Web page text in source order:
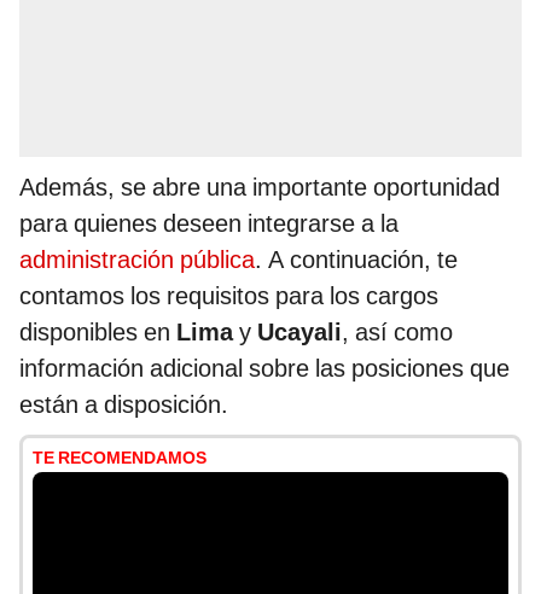
Además, se abre una importante oportunidad
para quienes deseen integrarse a la
administración pública. A continuación, te
contamos los requisitos para los cargos
disponibles en Limay Ucayali, así como
información adicional sobre las posiciones que
están a disposición.
TE RECOMENDAMOS